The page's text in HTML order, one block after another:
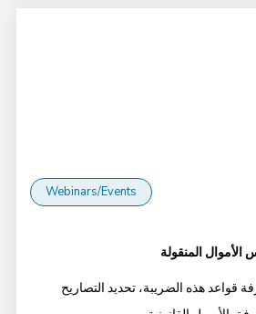
Webinars/Events
المنقولة
قواعد هذه الضريبة، تحديد التصاريح